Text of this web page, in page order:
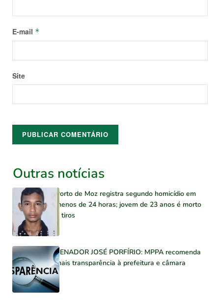
E-mail *
Site
Outras notícias
Porto de Moz registra segundo homicídio em
menos de 24 horas; jovem de 23 anos é morto
a tiros
SENADOR JOSÉ PORFÍRIO: MPPA recomenda
mais transparência à prefeitura e câmara